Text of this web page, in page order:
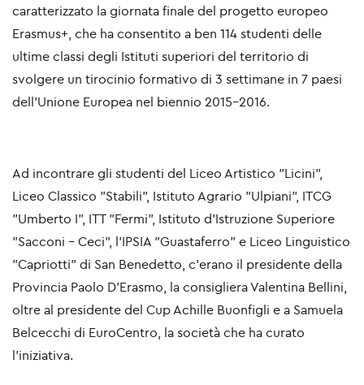
caratterizzato la giornata finale del progetto europeo
Erasmus+, che ha consentito a ben 114 studenti delle
ultime classi degli Istituti superiori del territorio di
svolgere un tirocinio formativo di 3 settimane in 7 paesi
dell'Unione Europea nel biennio 2015-2016.
Ad incontrare gli studenti del Liceo Artistico "Licini",
Liceo Classico "Stabili", Istituto Agrario "Ulpiani", ITCG
"Umberto I", ITT "Fermi", Istituto d'Istruzione Superiore
"Sacconi - Ceci", l'IPSIA "Guastaferro" e Liceo Linguistico
"Capriotti" di San Benedetto, c'erano il presidente della
Provincia Paolo D'Erasmo, la consigliera Valentina Bellini,
oltre al presidente del Cup Achille Buonfigli e a Samuela
Belcecchi di EuroCentro, la società che ha curato
l'iniziativa.